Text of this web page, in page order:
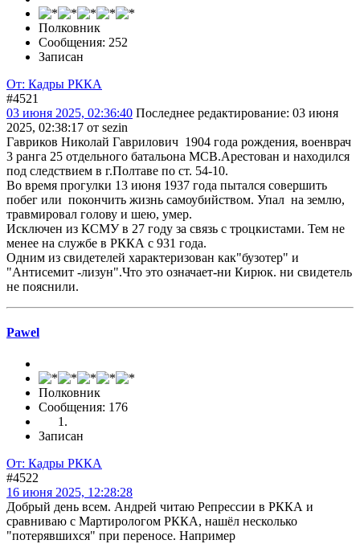
Полковник
Сообщения: 252
Записан
От: Кадры РККА
#4521
03 июня 2025, 02:36:40 Последнее редактирование: 03 июня
2025, 02:38:17 от sezin
Гавриков Николай Гаврилович 1904 года рождения, военврач
3 ранга 25 отдельного батальона МСВ.Арестован и находился
под следствием в г.Полтаве по ст. 54-10.
Во время прогулки 13 июня 1937 года пытался совершить
побег или покончить жизнь самоубийством. Упал на землю,
травмировал голову и шею, умер.
Исключен из КСМУ в 27 году за связь с троцкистами. Тем не
менее на службе в РККА с 931 года.
Одним из свидетелей характеризован как"бузотер" и
"Антисемит -лизун".Что это означает-ни Кирюк. ни свидетель
не пояснили.
Pawel
Полковник
Сообщения: 176
Записан
От: Кадры РККА
#4522
16 июня 2025, 12:28:28
Добрый день всем. Андрей читаю Репрессии в РККА и
сравниваю с Мартирологом РККА, нашёл несколько
"потерявшихся" при переносе. Например